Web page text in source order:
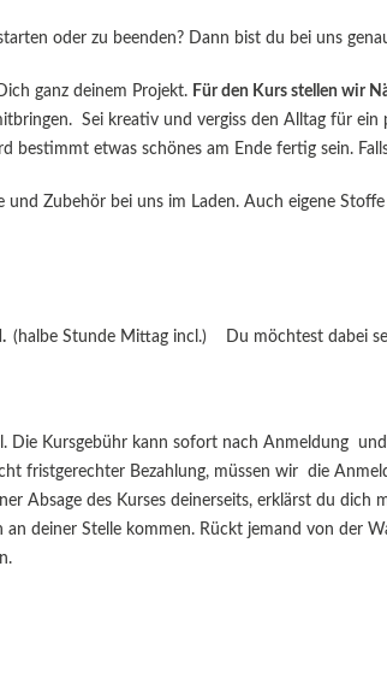
oder zu beenden? Dann bist du bei uns
ganz deinem Projekt. Für den Kurs stellen wir
Sei kreativ und vergiss den Alltag für
bestimmt etwas schönes am Ende fertig sein.
Zubehör bei uns im Laden. Auch eigene
(halbe Stunde Mittag incl.) Du möchtest dabei
Die Kursgebühr kann sofort nach Anmeldung
fristgerechter Bezahlung, müssen wir die
Absage des Kurses deinerseits, erklärst du
deiner Stelle kommen. Rückt jemand von der